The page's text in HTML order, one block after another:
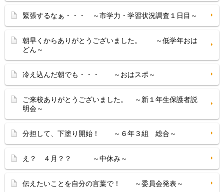
緊張するなぁ・・・ ～市学力・学習状況調査１日目～
朝早くからありがとうございました。 ～低学年おは
どん～
冷え込んだ朝でも・・・ ～おはスポ～
ご来校ありがとうございました。 ～新１年生保護者説
明会～
分担して、下塗り開始！ ～６年３組 総合～
え？ ４月？？ ～中休み～
伝えたいことを自分の言葉で！ ～委員会発表～